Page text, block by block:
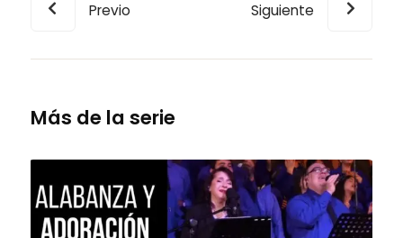
Previo Siguiente
Más de la serie